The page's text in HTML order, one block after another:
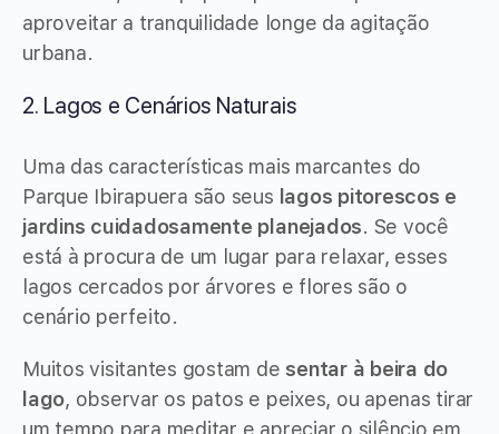
aproveitar a tranquilidade longe da agitação
urbana.
2. Lagos e Cenários Naturais
Uma das características mais marcantes do
Parque Ibirapuera são seus lagos pitorescos e
jardins cuidadosamente planejados. Se você
está à procura de um lugar para relaxar, esses
lagos cercados por árvores e flores são o
cenário perfeito.
Muitos visitantes gostam de sentar à beira do
lago, observar os patos e peixes, ou apenas tirar
um tempo para meditar e apreciar o silêncio em